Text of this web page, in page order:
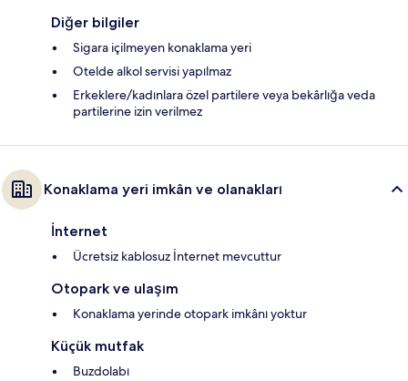
Diğer bilgiler
Sigara içilmeyen konaklama yeri
Otelde alkol servisi yapılmaz
Erkeklere/kadınlara özel partilere veya bekârlığa veda
partilerine izin verilmez
Konaklama yeri imkân ve olanakları
İnternet
Ücretsiz kablosuz İnternet mevcuttur
Otopark ve ulaşım
Konaklama yerinde otopark imkânı yoktur
Küçük mutfak
Buzdolabı